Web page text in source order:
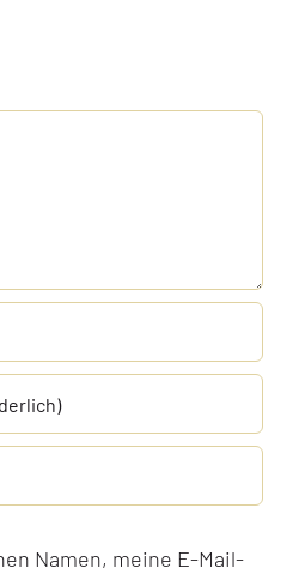
Namen, meine E-Mail-